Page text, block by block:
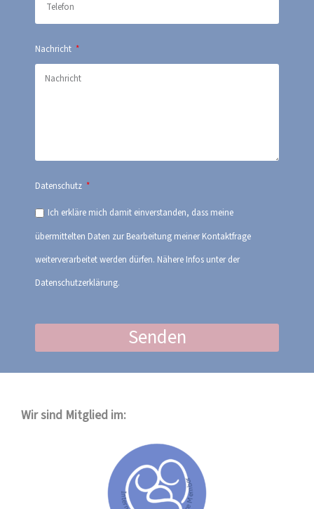
Nachricht
Datenschutz
Ich erkläre mich damit einverstanden, dass meine
übermittelten Daten zur Bearbeitung meiner Kontaktfrage
weiterverarbeitet werden dürfen. Nähere Infos unter der
Datenschutzerklärung.
Senden
Wir sind Mitglied im: